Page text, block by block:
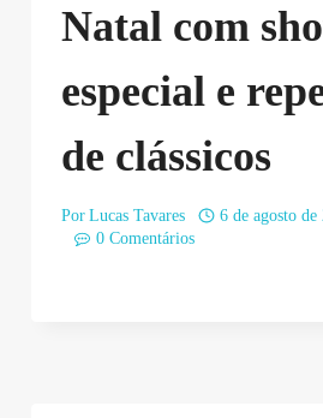
Natal com
especial e
de clássicos
Por Lucas Tavares
6 de agosto de
0 Comentários